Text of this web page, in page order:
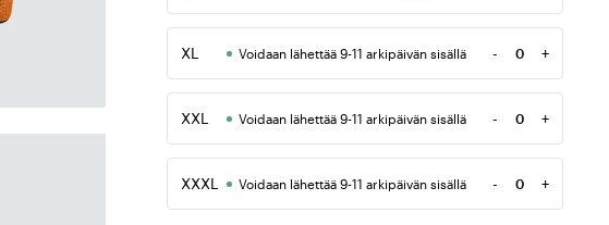
XL Voidaan lähettää 9-11 arkipäivän sisällä -
Määrä
+
XXL Voidaan lähettää 9-11 arkipäivän sisällä -
Määrä
+
XXXL Voidaan lähettää 9-11 arkipäivän sisällä -
Määrä
+